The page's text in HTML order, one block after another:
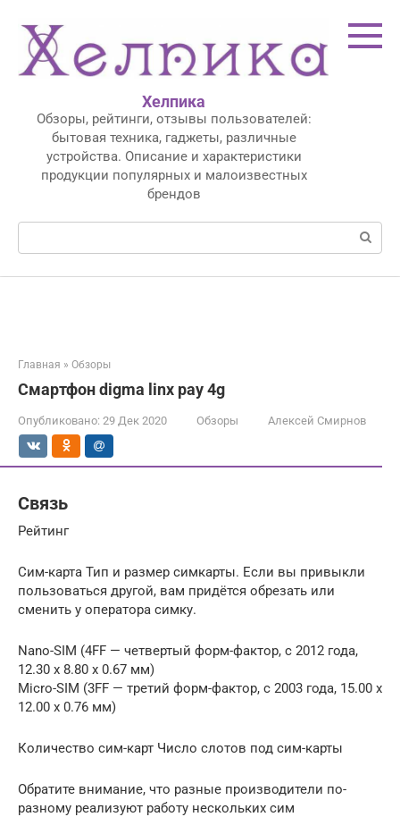
контенту
Хелпика
Обзоры, рейтинги, отзывы пользователей:
бытовая техника, гаджеты, различные
устройства. Описание и характеристики
продукции популярных и малоизвестных
брендов
Поиск:
Главная » Обзоры
Смартфон digma linx pay 4g
Опубликовано: 29 Дек 2020 Обзоры Алексей Смирнов
Связь
Рейтинг
Сим-карта Тип и размер симкарты. Если вы привыкли
пользоваться другой, вам придётся обрезать или
сменить у оператора симку.
Nano-SIM (4FF — четвертый форм-фактор, с 2012 года,
12.30 x 8.80 x 0.67 мм)
Micro-SIM (3FF — третий форм-фактор, с 2003 года, 15.00 x
12.00 x 0.76 мм)
Количество сим-карт Число слотов под сим-карты
Обратите внимание, что разные производители по-
разному реализуют работу нескольких сим